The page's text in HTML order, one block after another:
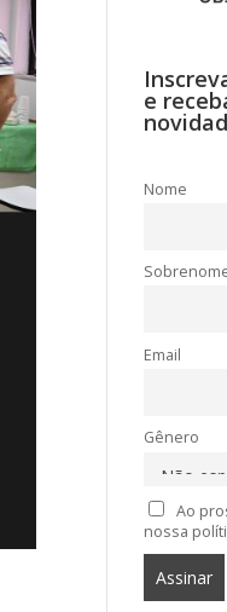
e
Nome
Email
Gênero
Ao
nossa